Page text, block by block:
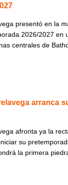
presentó en la
2026/2027 en
centrales de
arranca
afronta ya la
su
la primera